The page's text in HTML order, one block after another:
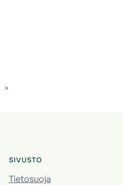
»
SIVUSTO
Tietosuoja